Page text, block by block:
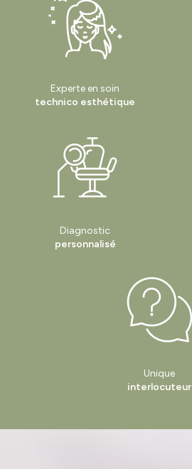
Experte en soin
technico esthétique
Diagnostic
personnalisé
Unique
interlocuteur